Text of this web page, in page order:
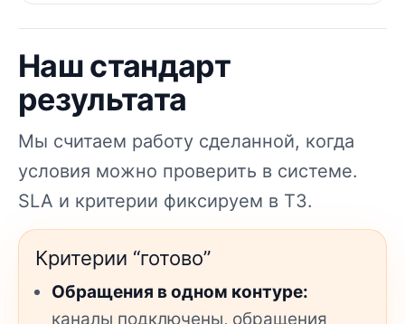
Наш стандарт
результата
Мы считаем работу сделанной, когда
условия можно проверить в системе.
SLA и критерии фиксируем в ТЗ.
Критерии “готово”
Обращения в одном контуре:
каналы подключены, обращения